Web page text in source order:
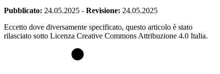
Pubblicato: 24.05.2025 - Revisione: 24.05.2025
Eccetto dove diversamente specificato, questo articolo è stato
rilasciato sotto Licenza Creative Commons Attribuzione 4.0 Italia.